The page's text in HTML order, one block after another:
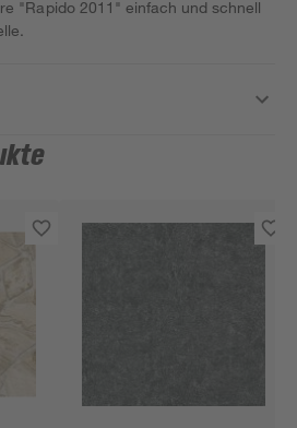
"Rapido 2011" einfach und schnell